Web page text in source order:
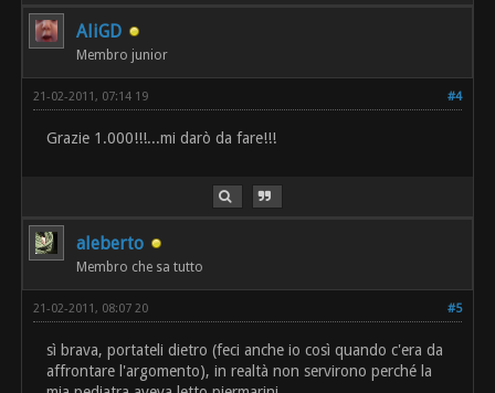
AliGD
Membro junior
#4
21-02-2011, 07:14 19
Grazie 1.000!!!...mi darò da fare!!!
aleberto
Membro che sa tutto
#5
21-02-2011, 08:07 20
sì brava, portateli dietro (feci anche io così quando c'era da
affrontare l'argomento), in realtà non servirono perché la